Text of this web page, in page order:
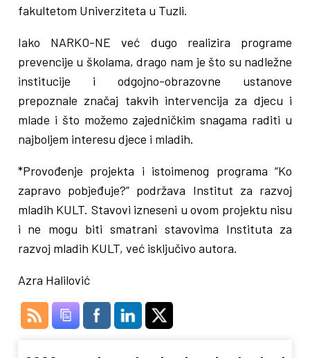
fakultetom Univerziteta u Tuzli.
Iako NARKO-NE već dugo realizira programe
prevencije u školama, drago nam je što su nadležne
institucije i odgojno-obrazovne ustanove
prepoznale značaj takvih intervencija za djecu i
mlade i što možemo zajedničkim snagama raditi u
najboljem interesu djece i mladih.
*Provođenje projekta i istoimenog programa “Ko
zapravo pobjeđuje?” podržava Institut za razvoj
mladih KULT. Stavovi izneseni u ovom projektu nisu
i ne mogu biti smatrani stavovima Instituta za
razvoj mladih KULT, već isključivo autora.
Azra Halilović